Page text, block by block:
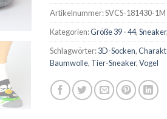
Artikelnummer:SVCS-181430-1M
Kategorien:Größe 39 - 44,Sneaker,
Schlagwörter:3D-Socken,
Baumwolle, Tier-Sneaker,Vogel